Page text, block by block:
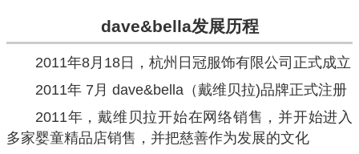
dave&bella发展历程
2011年8月18日，杭州日冠服饰有限公司正式成立
2011年 7月 dave&bella（戴维贝拉)品牌正式注册
2011年，戴维贝拉开始在网络销售，并开始进入
多家婴童精品店销售，并把慈善作为发展的文化